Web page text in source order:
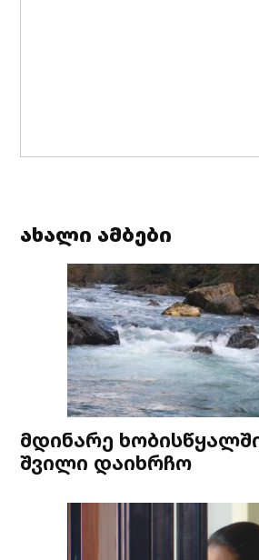
ახალი ამბები
მდინარე
შვილი დაიხრჩო